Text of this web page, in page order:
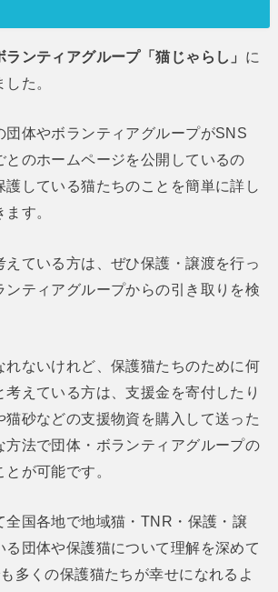
ンティアグループ「猫じゃらし」 に
た。
団体やボランティアグループがSNS
とのホームページを公開しているの
護している猫たちのことを簡単に詳し
す。
えている方は、ぜひ保護・譲渡を行っ
ンティアグループからの引き取りを検
れないけれど、保護猫たちのために何
考えている方は、支援金を寄付したり
猫砂などの支援物資を購入して送った
方法で団体・ボランティアグループの
が可能です。
全国各地で地域猫・TNR・保護・譲
る団体や保護猫について理解を深めて
多くの保護猫たちが幸せになれるよ